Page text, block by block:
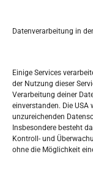
Datenverarbeitung in
Einige Services
der Nutzung dieser
Verarbeitung deiner
einverstanden. Die USA
unzureichenden
Insbesondere besteht
Kontroll- und
ohne die Möglichkeit
M D
4 5